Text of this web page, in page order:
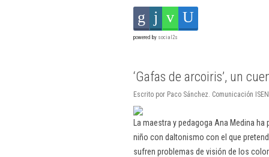
powered by social2s
‘Gafas de arcoiris’, un
Escrito por Paco Sánchez. Comunicación
La maestra y pedagoga Ana Medina
niño con daltonismo con el que
sufren problemas de visión de los